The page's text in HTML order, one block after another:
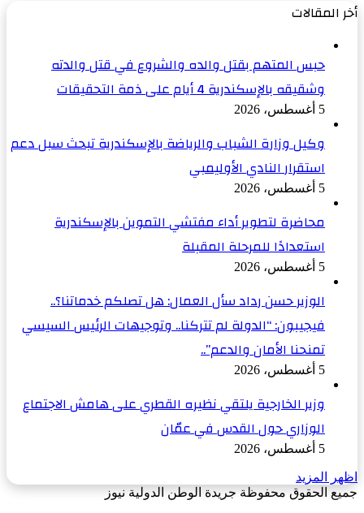
أخر المقالات
حبس المتهم بقتل والده والشروع في قتل والدته
وشقيقه بالإسكندرية 4 أيام على ذمة التحقيقات
5 أغسطس، 2026
وكيل وزارة الشباب والرياضة بالإسكندرية تبحث سبل دعم
استقرار النادي الأوليمبي
5 أغسطس، 2026
محاضرة لتطوير أداء مفتشي التموين بالإسكندرية
استعدادًا للمرحلة المقبلة
5 أغسطس، 2026
الوزير حسن رداد سأل العمال: هل تصلكم خدماتنا؟..
فيجيبون: “الدولة لم تتركنا.. وتوجيهات الرئيس السيسي
تمنحنا الأمان والدعم”..
5 أغسطس، 2026
وزير الخارجية يلتقي نظيره القطري على هامش الاجتماع
الوزاري حول القدس في عمّان
5 أغسطس، 2026
اظهر المزيد
جميع الحقوق محفوظة جريدة الوطن الدولية نيوز